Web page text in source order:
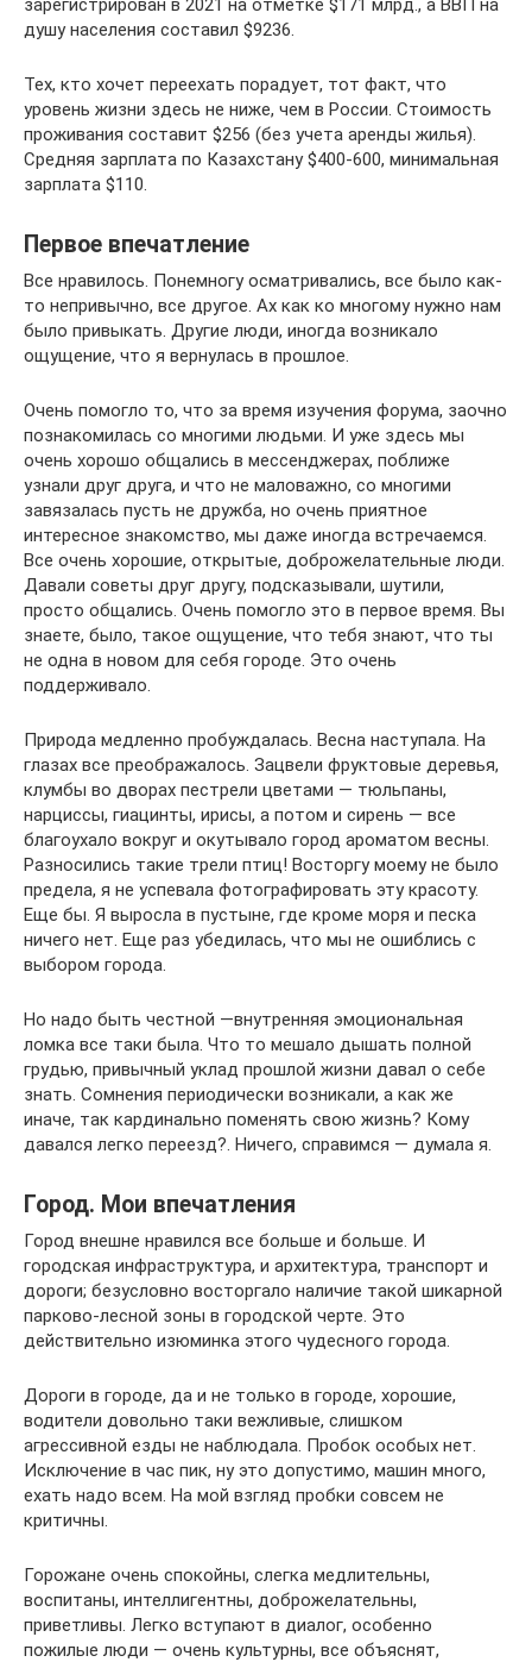
зарегистрирован в 2021 на отметке $171 млрд., а ВВП на
душу населения составил $9236.
Тех, кто хочет переехать порадует, тот факт, что
уровень жизни здесь не ниже, чем в России. Стоимость
проживания составит $256 (без учета аренды жилья).
Средняя зарплата по Казахстану $400-600, минимальная
зарплата $110.
Первое впечатление
Все нравилось. Понемногу осматривались, все было как-
то непривычно, все другое. Ах как ко многому нужно нам
было привыкать. Другие люди, иногда возникало
ощущение, что я вернулась в прошлое.
Очень помогло то, что за время изучения форума, заочно
познакомилась со многими людьми. И уже здесь мы
очень хорошо общались в мессенджерах, поближе
узнали друг друга, и что не маловажно, со многими
завязалась пусть не дружба, но очень приятное
интересное знакомство, мы даже иногда встречаемся.
Все очень хорошие, открытые, доброжелательные люди.
Давали советы друг другу, подсказывали, шутили,
просто общались. Очень помогло это в первое время. Вы
знаете, было, такое ощущение, что тебя знают, что ты
не одна в новом для себя городе. Это очень
поддерживало.
Природа медленно пробуждалась. Весна наступала. На
глазах все преображалось. Зацвели фруктовые деревья,
клумбы во дворах пестрели цветами — тюльпаны,
нарциссы, гиацинты, ирисы, а потом и сирень — все
благоухало вокруг и окутывало город ароматом весны.
Разносились такие трели птиц! Восторгу моему не было
предела, я не успевала фотографировать эту красоту.
Еще бы. Я выросла в пустыне, где кроме моря и песка
ничего нет. Еще раз убедилась, что мы не ошиблись с
выбором города.
Но надо быть честной —внутренняя эмоциональная
ломка все таки была. Что то мешало дышать полной
грудью, привычный уклад прошлой жизни давал о себе
знать. Сомнения периодически возникали, а как же
иначе, так кардинально поменять свою жизнь? Кому
давался легко переезд?. Ничего, справимся — думала я.
Город. Мои впечатления
Город внешне нравился все больше и больше. И
городская инфраструктура, и архитектура, транспорт и
дороги; безусловно восторгало наличие такой шикарной
парково-лесной зоны в городской черте. Это
действительно изюминка этого чудесного города.
Дороги в городе, да и не только в городе, хорошие,
водители довольно таки вежливые, слишком
агрессивной езды не наблюдала. Пробок особых нет.
Исключение в час пик, ну это допустимо, машин много,
ехать надо всем. На мой взгляд пробки совсем не
критичны.
Горожане очень спокойны, слегка медлительны,
воспитаны, интеллигентны, доброжелательны,
приветливы. Легко вступают в диалог, особенно
пожилые люди — очень культурны, все объяснят,